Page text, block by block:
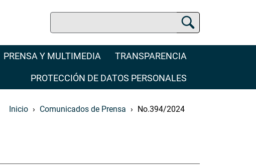
PRENSA Y MULTIMEDIA TRANSPARENCIA
PROTECCIÓN DE DATOS PERSONALES
Inicio Comunicados de Prensa No.394/2024